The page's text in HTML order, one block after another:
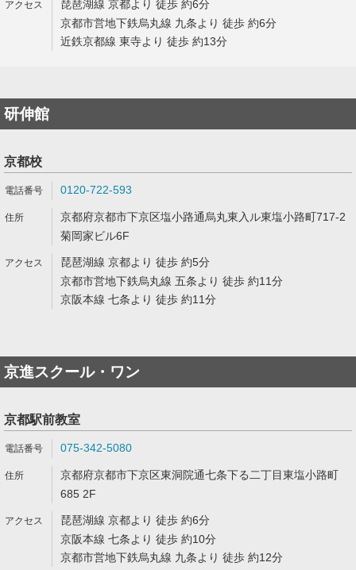
琵琶湖線 京都より 徒歩 約6分
京都市営地下鉄烏丸線 九条より 徒歩 約6分
近鉄京都線 東寺より 徒歩 約13分
研伸館
京都校
0120-722-593
京都府京都市下京区塩小路通烏丸東入ル東塩小路町717-2
菊岡家ビル6F
琵琶湖線 京都より 徒歩 約5分
京都市営地下鉄烏丸線 五条より 徒歩 約11分
京阪本線 七条より 徒歩 約11分
京進スクール・ワン
京都駅前教室
075-342-5080
京都府京都市下京区東洞院通七条下る二丁目東塩小路町
685 2F
琵琶湖線 京都より 徒歩 約6分
京阪本線 七条より 徒歩 約10分
京都市営地下鉄烏丸線 九条より 徒歩 約12分